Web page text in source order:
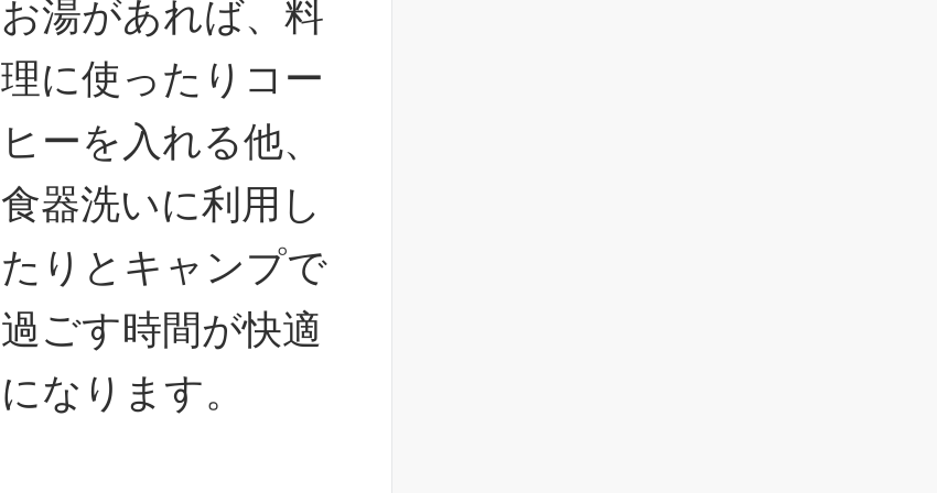
お湯があれば、料
理に使ったりコー
ヒーを入れる他、
食器洗いに利用し
たりとキャンプで
過ごす時間が快適
になります。